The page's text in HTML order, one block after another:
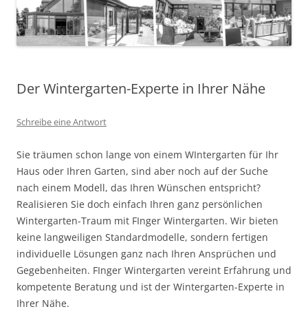
Der Wintergarten-Experte in Ihrer Nähe
Schreibe eine Antwort
Sie träumen schon lange von einem WIntergarten für Ihr
Haus oder Ihren Garten, sind aber noch auf der Suche
nach einem Modell, das Ihren Wünschen entspricht?
Realisieren Sie doch einfach Ihren ganz persönlichen
Wintergarten-Traum mit FInger Wintergarten. Wir bieten
keine langweiligen Standardmodelle, sondern fertigen
individuelle Lösungen ganz nach Ihren Ansprüchen und
Gegebenheiten. FInger Wintergarten vereint Erfahrung und
kompetente Beratung und ist der Wintergarten-Experte in
Ihrer Nähe.